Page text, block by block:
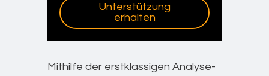
Unterstützung
erhalten
Mithilfe der erstklassigen Analyse-